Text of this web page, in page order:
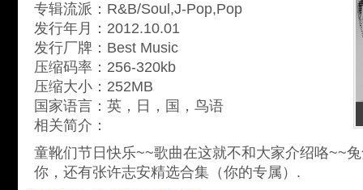
专辑流派：R&B/Soul,J-Pop,Pop
发行年月：2012.10.01
发行厂牌：Best Music
压缩码率：256-320kb
压缩大小：252MB
国家语言：英，日，国，鸟语
相关简介：
童靴们节日快乐~~歌曲在这就不和大家介绍咯~~
你，还有张许志安精选合集（你的专属）.